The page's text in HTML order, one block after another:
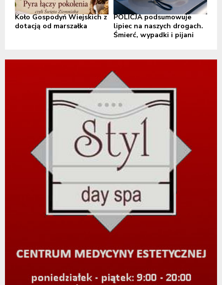
Koło Gospodyń Wiejskich z
dotacją od marszałka
POLICJA podsumowuje
lipiec na naszych drogach.
Śmierć, wypadki i pijani